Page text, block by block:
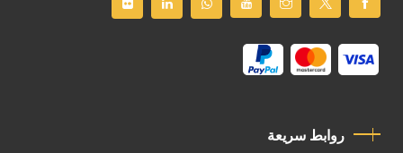
روابط سريعة